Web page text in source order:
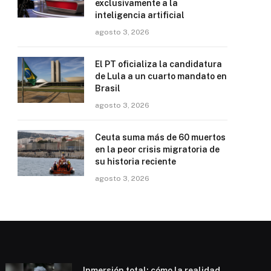
exclusivamente a la
inteligencia artificial
agosto 3, 2026
El PT oficializa la candidatura
de Lula a un cuarto mandato en
Brasil
agosto 3, 2026
Ceuta suma más de 60 muertos
en la peor crisis migratoria de
su historia reciente
agosto 3, 2026